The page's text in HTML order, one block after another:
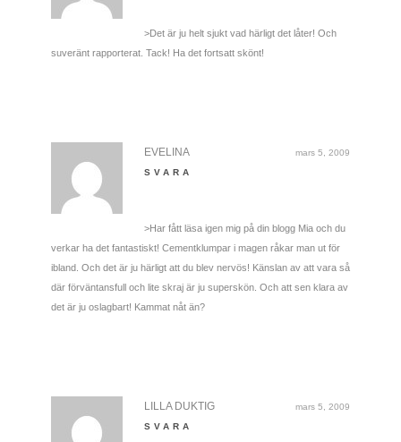
>Det är ju helt sjukt vad härligt det låter! Och
suveränt rapporterat. Tack! Ha det fortsatt skönt!
mars 5, 2009
EVELINA
SVARA
>Har fått läsa igen mig på din blogg Mia och du
verkar ha det fantastiskt! Cementklumpar i magen råkar man ut för
ibland. Och det är ju härligt att du blev nervös! Känslan av att vara så
där förväntansfull och lite skraj är ju superskön. Och att sen klara av
det är ju oslagbart! Kammat nåt än?
mars 5, 2009
LILLA DUKTIG
SVARA